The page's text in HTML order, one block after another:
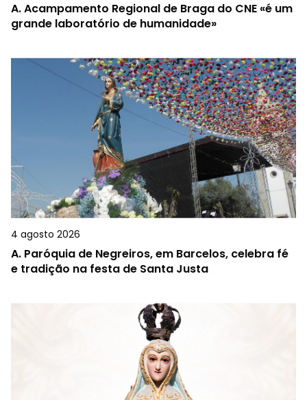
A.Acampamento Regional de Braga do CNE «é um
grande laboratório de humanidade»
4 agosto 2026
A. Paróquia de Negreiros, em Barcelos, celebra fé
e tradição na festa de Santa Justa